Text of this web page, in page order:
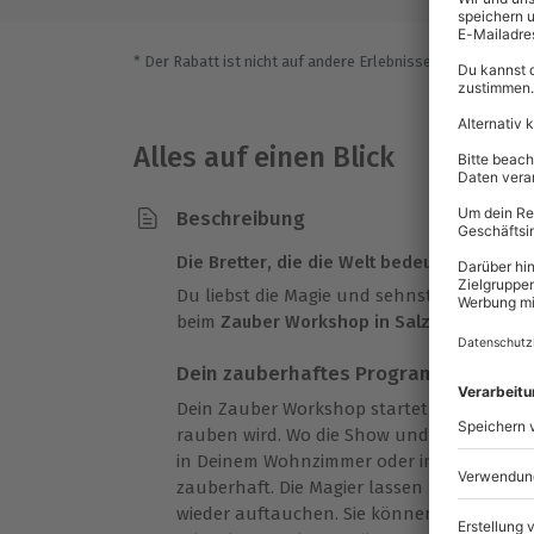
* Der Rabatt ist nicht auf andere Erlebnisse bei der
Alles auf einen Blick
Beschreibung
Die Bretter, die die Welt bedeuten
Du liebst die Magie und sehnst Dich nach
beim Zauber Workshop in Salzburg
Dein zauberhaftes Programm
Dein Zauber Workshop startet mit einer
rauben wird. Wo die Show und der
in Deinem Wohnzimmer oder in Deinem
zauberhaft. Die Magier lassen Dinge
wieder auftauchen. Sie können Gedanken